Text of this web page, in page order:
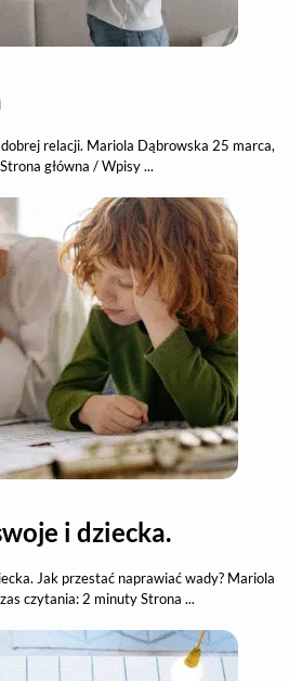
relacji. Mariola Dąbrowska 25 marca,
główna / Wpisy ...
i dziecka.
Jak przestać naprawiać wady? Mariola
czytania: 2 minuty Strona ...